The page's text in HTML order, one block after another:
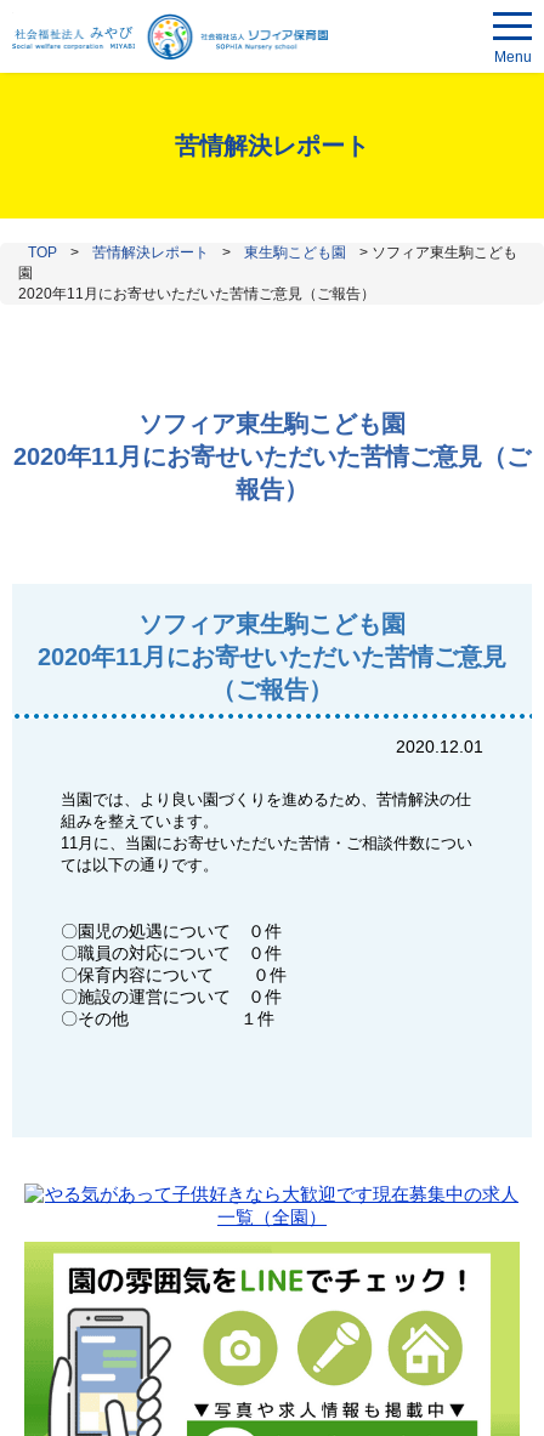
Menu
苦情解決レポート
TOP > 苦情解決レポート > 東生駒こども園 > ソフィア東生駒こども
園
2020年11月にお寄せいただいた苦情ご意見（ご報告）
ソフィア東生駒こども園
2020年11月にお寄せいただいた苦情ご意見（ご
報告）
ソフィア東生駒こども園
2020年11月にお寄せいただいた苦情ご意見
（ご報告）
2020.12.01
当園では、より良い園づくりを進めるため、苦情解決の仕
組みを整えています。
11月に、当園にお寄せいただいた苦情・ご相談件数につい
ては以下の通りです。
〇園児の処遇について ０件
〇職員の対応について ０件
〇保育内容について ０件
〇施設の運営について ０件
〇その他 １件